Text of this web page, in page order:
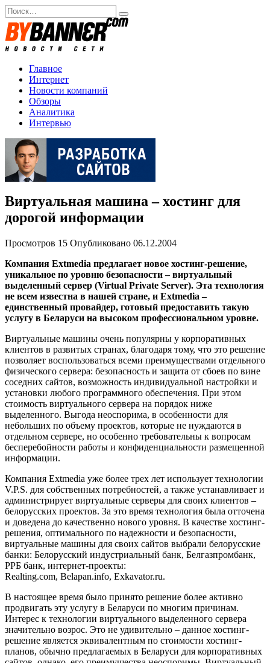
Перейти
к
содержанию
Search
for:
Главное
Интернет
Новости компаний
Обзоры
Аналитика
Интервью
Виртуальная машина – хостинг для
дорогой информации
Просмотров 15 Опубликовано 06.12.2004
Компания Extmedia предлагает новое хостинг-решение,
уникальное по уровню безопасности – виртуальный
выделенный сервер (Virtual Private Server). Эта технология
не всем известна в нашей стране, и Extmedia –
единственный провайдер, готовый предоставить такую
услугу в Беларуси на высоком профессиональном уровне.
Виртуальные машины очень популярны у корпоративных
клиентов в развитых странах, благодаря тому, что это решение
позволяет воспользоваться всеми преимуществами отдельного
физического сервера: безопасность и защита от сбоев по вине
соседних сайтов, возможность индивидуальной настройки и
установки любого программного обеспечения. При этом
стоимость виртуального сервера на порядок ниже
выделенного. Выгода неоспорима, в особенности для
небольших по объему проектов, которые не нуждаются в
отдельном сервере, но особенно требовательны к вопросам
бесперебойности работы и конфиденциальности размещенной
информации.
Компания Extmedia уже более трех лет использует технологии
V.P.S. для собственных потребностей, а также устанавливает и
администрирует виртуальные серверы для своих клиентов –
белорусских проектов. За это время технология была отточена
и доведена до качественно нового уровня. В качестве хостинг-
решения, оптимального по надежности и безопасности,
виртуальные машины для своих сайтов выбрали белорусские
банки: Белорусский индустриальный банк, Белгазпромбанк,
РРБ банк, интернет-проекты:
Realting.com, Belapan.info, Exkavator.ru.
В настоящее время было принято решение более активно
продвигать эту услугу в Беларуси по многим причинам.
Интерес к технологии виртуального выделенного сервера
значительно возрос. Это не удивительно – данное хостинг-
решение является эквивалентным по стоимости хостинг-
планов, обычно предлагаемых в Беларуси для корпоративных